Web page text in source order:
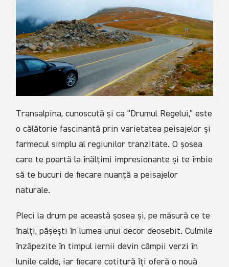
Transalpina, cunoscută și ca “Drumul Regelui,” este
o călătorie fascinantă prin varietatea peisajelor și
farmecul simplu al regiunilor tranzitate. O șosea
care te poartă la înălțimi impresionante și te îmbie
să te bucuri de fiecare nuanță a peisajelor
naturale.
Pleci la drum pe această șosea și, pe măsură ce te
înalți, pășești în lumea unui decor deosebit. Culmile
înzăpezite în timpul iernii devin câmpii verzi în
lunile calde, iar fiecare cotitură îți oferă o nouă